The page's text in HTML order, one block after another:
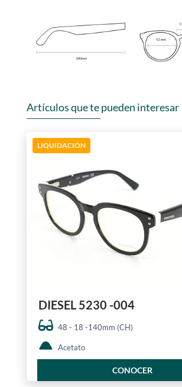
Artículos que te pueden interesar
LIQUIDACIÓN
DIESEL 5230 -004
48 - 18 -140mm (CH)
Acetato
CONOCER